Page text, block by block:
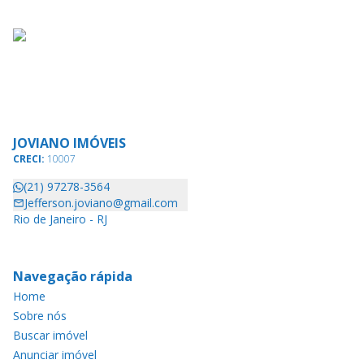
JOVIANO IMÓVEIS
CRECI: 10007
(21) 97278-3564
Jefferson.joviano@gmail.com
Rio de Janeiro - RJ
Navegação rápida
Home
Sobre nós
Buscar imóvel
Anunciar imóvel